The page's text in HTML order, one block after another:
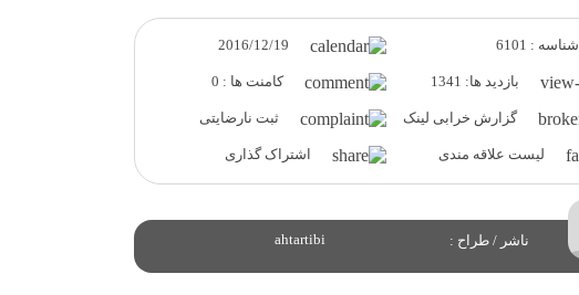
شناسه : 6101
بازدید ها: 1341 کامنت ها : 0
گزارش خرابی لینک ثبت نارضایتی
لیست علاقه مندی اشتراک گذاری
ناشر / طراح : ahtartibi